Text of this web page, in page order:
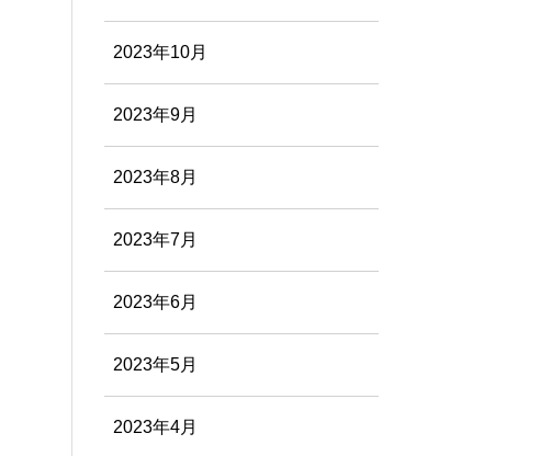
2023年10月
2023年9月
2023年8月
2023年7月
2023年6月
2023年5月
2023年4月